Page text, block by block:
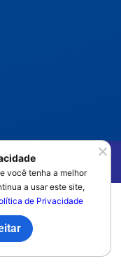
Reservados
você tenha a melhor
a usar este site,
de Privacidade